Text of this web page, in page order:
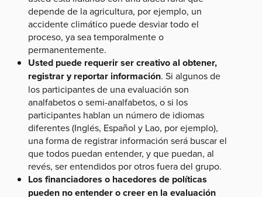
depende de la agricultura, por ejemplo, un
accidente climático puede desviar todo el
proceso, ya sea temporalmente o
permanentemente.
Usted puede requerir ser creativo al obtener,
registrar y reportar información. Si algunos de
los participantes de una evaluación son
analfabetos o semi-analfabetos, o si los
participantes hablan un número de idiomas
diferentes (Inglés, Español y Lao, por ejemplo),
una forma de registrar información será buscar el
que todos puedan entender, y que puedan, al
revés, ser entendidos por otros fuera del grupo.
Los financiadores o hacedores de políticas
pueden no entender o creer en la evaluación